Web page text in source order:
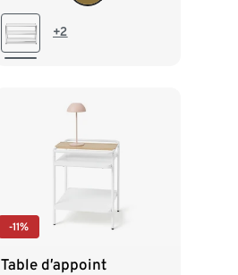
+2
-11%
Table d’appoint